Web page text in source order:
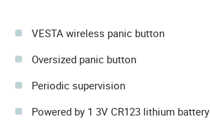
VESTA wireless panic button
Oversized panic button
Periodic supervision
Powered by 1 3V CR123 lithium battery